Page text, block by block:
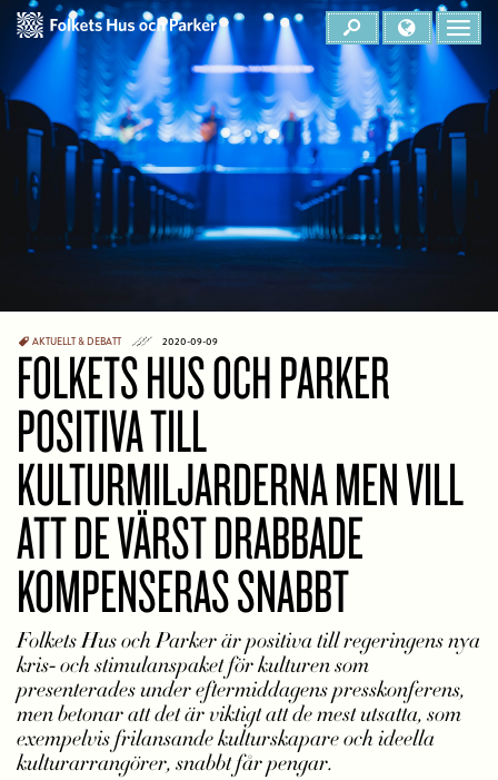
AKTUELLT & DEBATT 2020-09-09
FOLKETS HUS OCH PARKER
POSITIVA TILL
KULTURMILJARDERNA MEN VILL
ATT DE VÄRST DRABBADE
KOMPENSERAS SNABBT
Folkets Hus och Parker är positiva till regeringens nya
kris- och stimulanspaket för kulturen som
presenterades under eftermiddagens presskonferens,
men betonar att det är viktigt att de mest utsatta, som
exempelvis frilansande kulturskapare och ideella
kulturarrangörer, snabbt får pengar.